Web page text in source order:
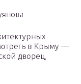
в Крыму —
дворец,